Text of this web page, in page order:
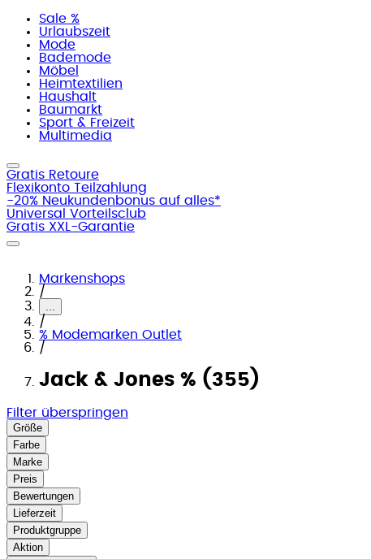
Sale %
Urlaubszeit
Mode
Bademode
Möbel
Heimtextilien
Haushalt
Baumarkt
Sport & Freizeit
Multimedia
Gratis Retoure
Flexikonto Teilzahlung
-20% Neukundenbonus auf alles*
Universal Vorteilsclub
Gratis XXL-Garantie
Markenshops
/
...
/
% Modemarken Outlet
/
Jack & Jones % (355)
Filter überspringen
Größe
Farbe
Marke
Preis
Bewertungen
Lieferzeit
Produktgruppe
Aktion